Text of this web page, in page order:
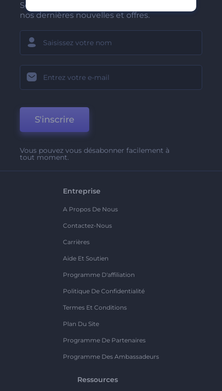
Soyez parmi les premiers à recevoir
nos dernières nouvelles et offres.
S'inscrire
Vous pouvez vous désabonner facilement à
tout moment.
Entreprise
A Propos De Nous
Contactez-Nous
Carrières
Aide Et Soutien
Programme D'affiliation
Politique De Confidentialité
Termes Et Conditions
Plan Du Site
Programme De Partenaires
Programme Des Ambassadeurs
Ressources